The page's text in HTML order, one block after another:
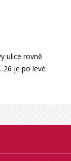
ulice rovně
26 je po levé